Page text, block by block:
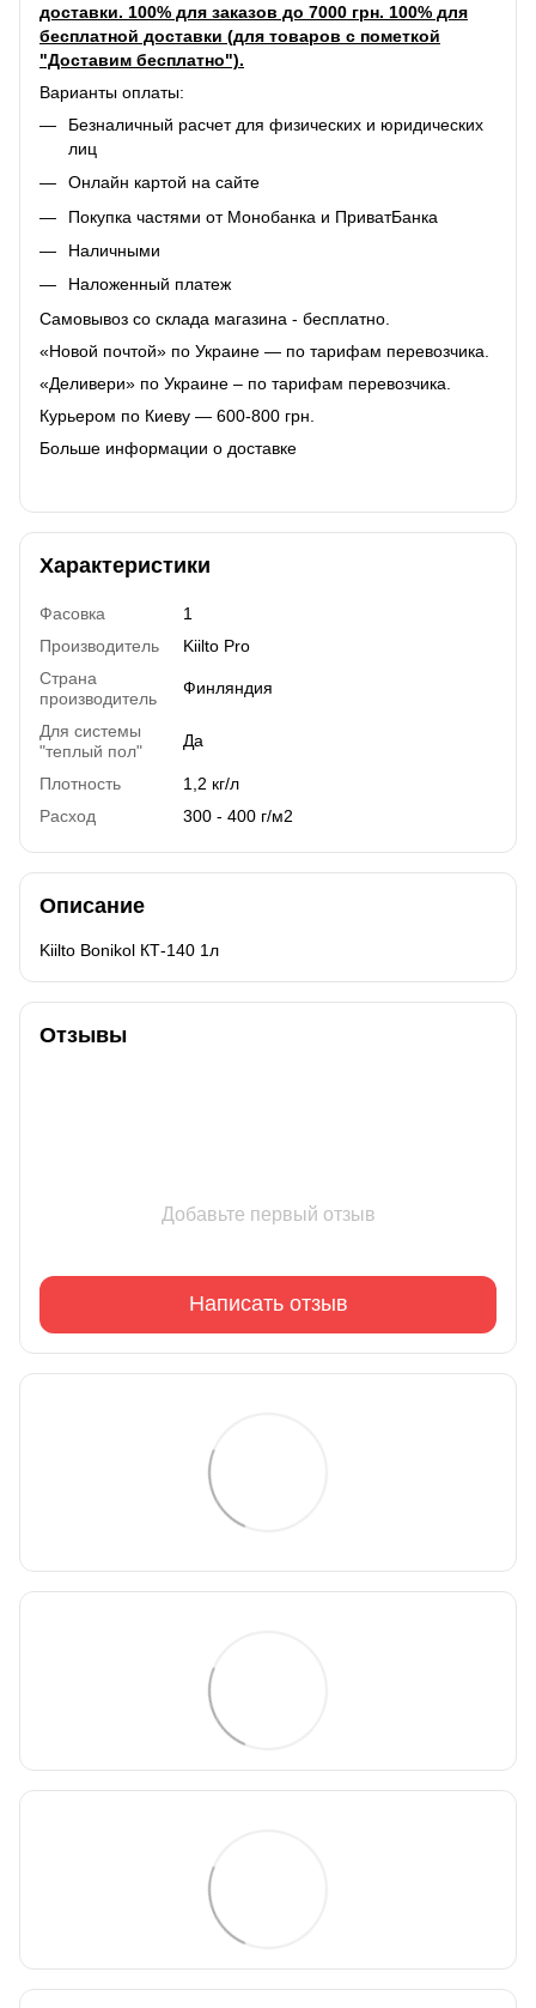
доставки. 100% для заказов до 7000 грн. 100% для
бесплатной доставки (для товаров с пометкой
"Доставим бесплатно").
Варианты оплаты:
Безналичный расчет для физических и юридических
лиц
Онлайн картой на сайте
Покупка частями от Монобанка и ПриватБанка
Наличными
Наложенный платеж
Самовывоз со склада магазина - бесплатно.
«Новой почтой» по Украине — по тарифам перевозчика.
«Деливери» по Украине – по тарифам перевозчика.
Курьером по Киеву — 600-800 грн.
Больше информации о доставке
Характеристики
Фасовка
1
Производитель
Kiilto Pro
Страна
производитель
Финляндия
Для системы
"теплый пол"
Да
Плотность
1,2 кг/л
Расход
300 - 400 г/м2
Описание
Kiilto Bonikol КТ-140 1л
Отзывы
Добавьте первый отзыв
Написать отзыв